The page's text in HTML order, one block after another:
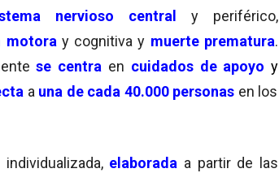
nervioso central y periférico,
motora y cognitiva y muerte prematura.
se centra en cuidados de apoyoy
a una de cada 40.000 personas en los
individualizada, elaborada a partir de las